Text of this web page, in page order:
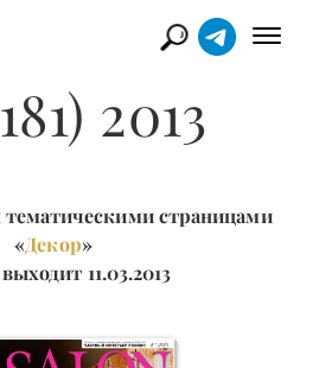
2013
страницами
«Декор»
11.03.2013